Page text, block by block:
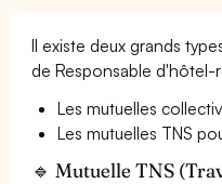
Il existe deux grands
de Responsable d'hôtel-
Les mutuelles
Les mutuelles TNS
🔹 Mutuelle TNS